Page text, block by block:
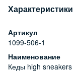
Характеристики
Артикул
1099-506-1
Наименование
Кеды high sneakers